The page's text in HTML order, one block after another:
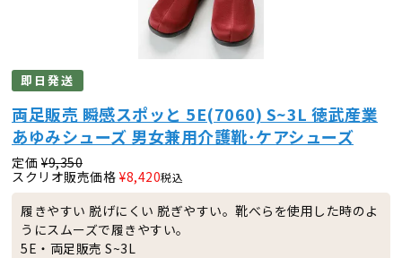
即日発送
両足販売 瞬感スポッと 5E(7060) S~3L 徳武産業
あゆみシューズ 男女兼用介護靴･ケアシューズ
定価 ¥9,350
スクリオ販売価格 ¥8,420税込
履きやすい 脱げにくい 脱ぎやすい。靴べらを使用した時のよ
うにスムーズで履きやすい。
5E・両足販売 S~3L